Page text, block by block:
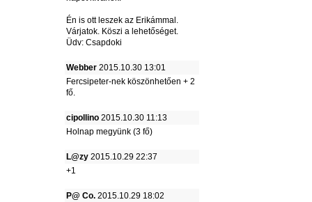
Én is ott leszek az Erikámmal.
Várjatok. Köszi a lehetőséget.
Üdv: Csapdoki
Webber 2015.10.30 13:01
Fercsipeter-nek köszönhetően + 2
fő.
cipollino 2015.10.30 11:13
Holnap megyünk (3 fő)
L@zy 2015.10.29 22:37
+1
P@ Co. 2015.10.29 18:02